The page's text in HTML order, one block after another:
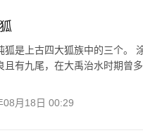
狐是上古四大狐族中的三个。
且有九尾，在大禹治水时期曾
08月18日 00:29